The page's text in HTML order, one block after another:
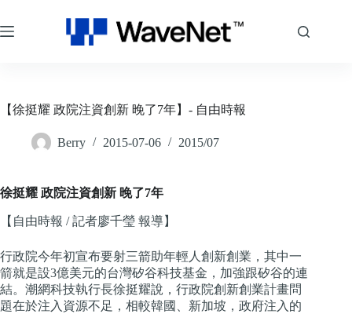
至
主
【徐挺耀 政院注資創新 晚了7年】- 自由時報
Berry 2015-07-06 2015/07
徐挺耀 政院注資創新 晚了7年
【自由時報 / 記者廖千瑩 報導】
行政院今年初宣布要射三箭助年輕人創新創業，其中一
箭就是設3億美元的台灣矽谷科技基金，加強跟矽谷的連
結。潮網科技執行長徐挺耀說，行政院創新創業計畫問
題在於注入資源不足，相較韓國、新加坡，政府注入的